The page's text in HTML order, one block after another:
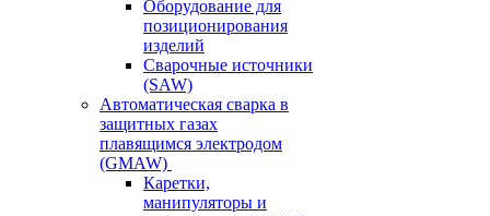
Оборудование для
позиционирования
изделий
Сварочные источники
(SAW)
Автоматическая сварка в
защитных газах
плавящимся электродом
(GMAW)
Каретки,
манипуляторы и